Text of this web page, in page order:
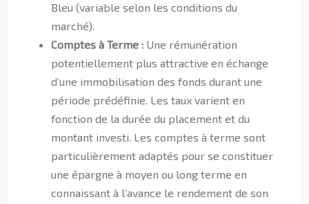
Bleu (variable selon les conditions du
marché).
Comptes à Terme : Une rémunération
potentiellement plus attractive en échange
d’une immobilisation des fonds durant une
période prédéfinie. Les taux varient en
fonction de la durée du placement et du
montant investi. Les comptes à terme sont
particulièrement adaptés pour se constituer
une épargne à moyen ou long terme en
connaissant à l’avance le rendement de son